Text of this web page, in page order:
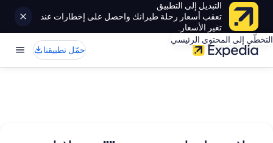
التبديل إلى التطبيق
تعقب أسعار رحلة طيرانك واحصل على إخطارات عند
تغير الأسعار.
التخطّي إلى المحتوى الرئيسي
حمّل تطبيقنا